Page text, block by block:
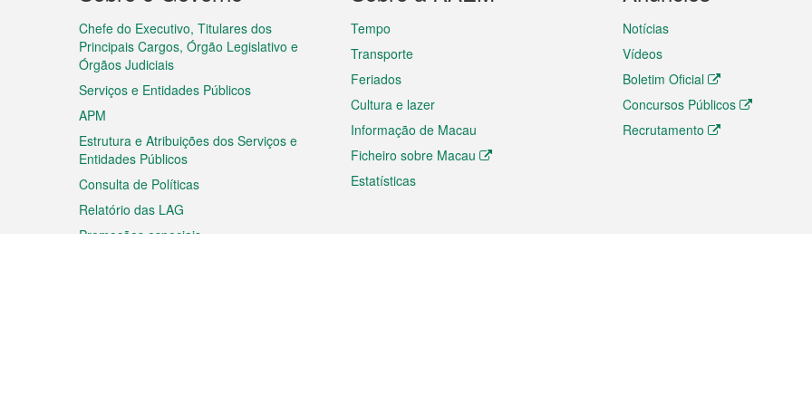
rodapé
Chefe do Executivo, Titulares dos
Principais Cargos, Órgão Legislativo e
Órgãos Judiciais
Serviços e Entidades Públicos
APM
Estrutura e Atribuições dos Serviços e
Entidades Públicos
Consulta de Políticas
Relatório das LAG
Promoções especiais
Tempo
Transporte
Feriados
Cultura e lazer
Informação de Macau
Ficheiro sobre Macau
Estatísticas
Notícias
Vídeos
Boletim Oficial
Concursos Públicos
Recrutamento